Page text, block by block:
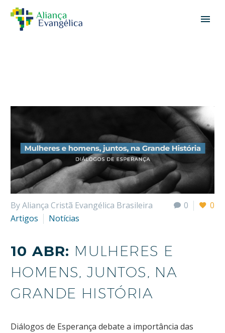
0 0
By Aliança Cristã Evangélica Brasileira
Artigos
Notícias
10 ABR: MULHERES E
HOMENS, JUNTOS, NA
GRANDE HISTÓRIA
Diálogos de Esperança debate a importância das